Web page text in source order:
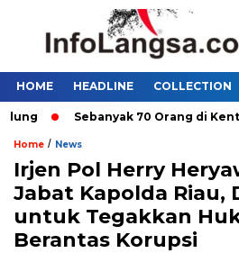
HOME HEADLINE COLLECTION
Sebanyak 70 Orang di
Home / News
Irjen Pol Herry
Jabat Kapolda Riau,
untuk Tegakkan
Berantas Korupsi